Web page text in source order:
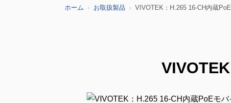
ホーム お取扱製品 VIVOTEK：H.265 16-CH内蔵